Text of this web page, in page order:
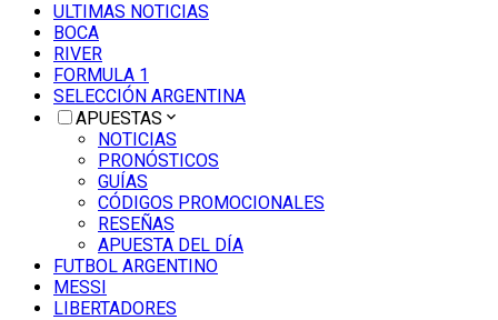
ULTIMAS NOTICIAS
BOCA
RIVER
FORMULA 1
SELECCIÓN ARGENTINA
APUESTAS
NOTICIAS
PRONÓSTICOS
GUÍAS
CÓDIGOS PROMOCIONALES
RESEÑAS
APUESTA DEL DÍA
FUTBOL ARGENTINO
MESSI
LIBERTADORES